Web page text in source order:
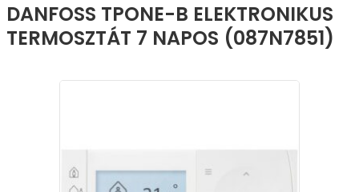
DANFOSS TPONE-B ELEKTRONIKUS
TERMOSZTÁT 7 NAPOS (087N7851)